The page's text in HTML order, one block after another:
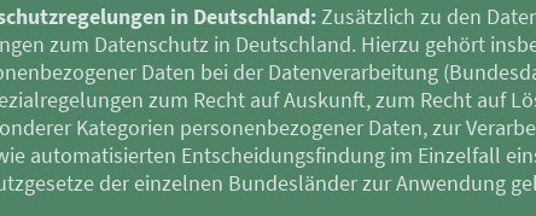
in Deutschland:Zusätzlich zu den
zum Datenschutz in Deutschland. Hierzu gehört
Daten bei der Datenverarbeitung
zum Recht auf Auskunft, zum Recht auf
Kategorien personenbezogener Daten, zur
automatisierten Entscheidungsfindung im Einzelfall
der einzelnen Bundesländer zur Anwendung